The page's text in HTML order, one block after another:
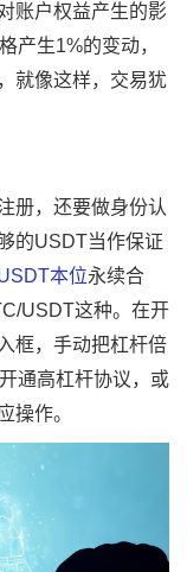
账户权益产生的影
产生1%的变动，
就像这样，交易犹
册，还要做身份认
的USDT当作保证
本位永续合
USDT这种。在开
框，手动把杠杆倍
通高杠杆协议，或
操作。